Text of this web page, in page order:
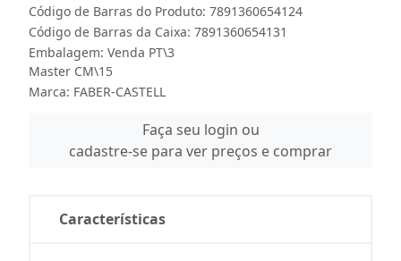
Código de Barras do Produto: 7891360654124
Código de Barras da Caixa: 7891360654131
Embalagem: Venda PT\3
Master CM\15
Marca: FABER-CASTELL
Faça seu login ou
cadastre-se para ver preços e comprar
Características